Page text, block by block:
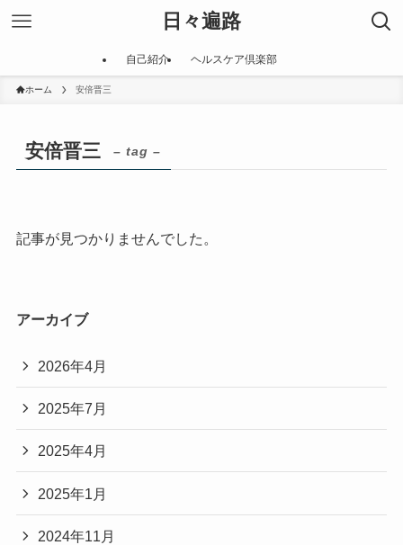
日々遍路
自己紹介 ヘルスケア倶楽部
ホーム 安倍晋三
安倍晋三 – tag –
記事が見つかりませんでした。
アーカイブ
2026年4月
2025年7月
2025年4月
2025年1月
2024年11月